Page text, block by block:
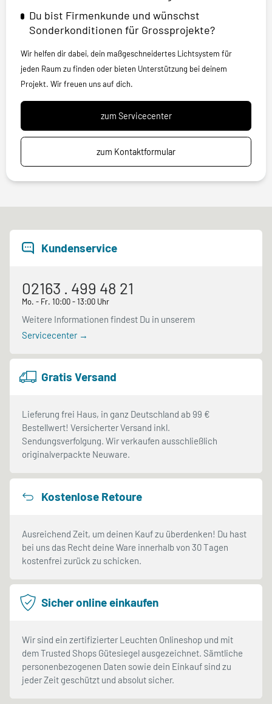
Du bist Firmenkunde und wünschst
Sonderkonditionen für Grossprojekte?
Wir helfen dir dabei, dein maßgeschneidertes Lichtsystem für
jeden Raum zu finden oder bieten Unterstützung bei deinem
Projekt. Wir freuen uns auf dich.
zum Servicecenter
zum Kontaktformular
Kundenservice
02163 . 499 48 21
Mo. - Fr. 10:00 - 13:00 Uhr
Weitere Informationen findest Du in unserem
Servicecenter →
Gratis Versand
Lieferung frei Haus, in ganz Deutschland ab 99 €
Bestellwert! Versicherter Versand inkl.
Sendungsverfolgung. Wir verkaufen ausschließlich
originalverpackte Neuware.
Kostenlose Retoure
Ausreichend Zeit, um deinen Kauf zu überdenken! Du hast
bei uns das Recht deine Ware innerhalb von 30 Tagen
kostenfrei zurück zu schicken.
Sicher online einkaufen
Wir sind ein zertifizierter Leuchten Onlineshop und mit
dem Trusted Shops Gütesiegel ausgezeichnet. Sämtliche
personenbezogenen Daten sowie dein Einkauf sind zu
jeder Zeit geschützt und absolut sicher.